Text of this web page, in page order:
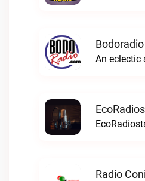
An eclectic
Radio